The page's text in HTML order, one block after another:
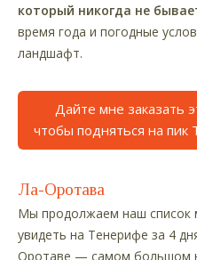
который никогда не
время года и погодные
ландшафт.
Дайте мне заказать
чтобы подняться на пик
Ла-Оротава
Мы продолжаем наш список
увидеть на Тенерифе за 4
Оротаве — самом большом